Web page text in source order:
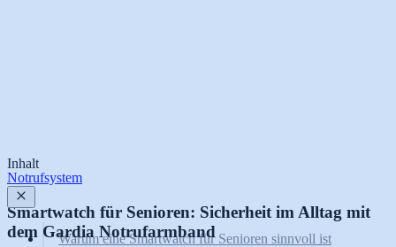
Inhalt
Warum eine Smartwatch für Senioren sinnvoll ist
Notrufsystem
Smartwatch für Senioren: Sicherheit im Alltag mit
dem Gardia Notrufarmband